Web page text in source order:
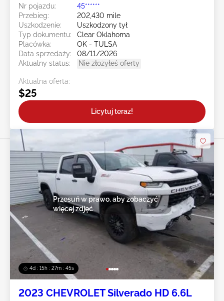
Nr pojazdu:
45******
Przebieg:
202,430 mile
Uszkodzenie:
Uszkodzony tył
Typ dokumentu:
Clear Oklahoma
Placówka:
OK - TULSA
Data sprzedaży:
08/11/2026
Aktualny status:
Nie złożyłeś oferty
Aktualna oferta:
$25
Licytuj teraz!
4d : 15h : 27m : 43s
Przesuń w prawo, aby zobaczyć
więcej zdjęć
2023 CHEVROLET Silverado HD 6.6L